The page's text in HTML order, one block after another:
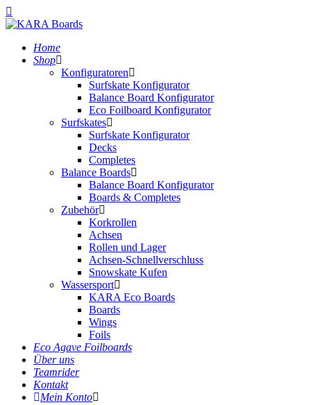
Home
Shop
Konfiguratoren
Surfskate Konfigurator
Balance Board Konfigurator
Eco Foilboard Konfigurator
Surfskates
Surfskate Konfigurator
Decks
Completes
Balance Boards
Balance Board Konfigurator
Boards & Completes
Zubehör
Korkrollen
Achsen
Rollen und Lager
Achsen-Schnellverschluss
Snowskate Kufen
Wassersport
KARA Eco Boards
Boards
Wings
Foils
Eco Agave Foilboards
Über uns
Teamrider
Kontakt
Mein Konto